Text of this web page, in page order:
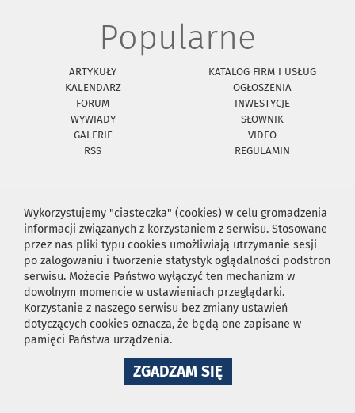
Popularne
ARTYKUŁY
KATALOG FIRM I USŁUG
KALENDARZ
OGŁOSZENIA
FORUM
INWESTYCJE
WYWIADY
SŁOWNIK
GALERIE
VIDEO
RSS
REGULAMIN
Wykorzystujemy "ciasteczka" (cookies) w celu gromadzenia
informacji związanych z korzystaniem z serwisu. Stosowane
przez nas pliki typu cookies umożliwiają utrzymanie sesji
po zalogowaniu i tworzenie statystyk oglądalności podstron
serwisu. Możecie Państwo wyłączyć ten mechanizm w
dowolnym momencie w ustawieniach przeglądarki.
Korzystanie z naszego serwisu bez zmiany ustawień
dotyczących cookies oznacza, że będą one zapisane w
pamięci Państwa urządzenia.
ZGADZAM SIĘNA
WYKORZYSTANIE